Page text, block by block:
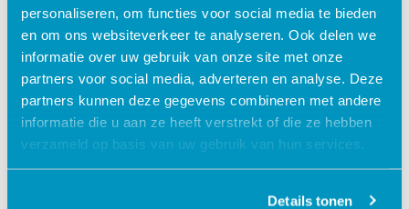
personaliseren, om functies voor social media te bieden
en om ons websiteverkeer te analyseren. Ook delen we
informatie over uw gebruik van onze site met onze
partners voor social media, adverteren en analyse. Deze
partners kunnen deze gegevens combineren met andere
informatie die u aan ze heeft verstrekt of die ze hebben
verzameld op basis van uw gebruik van hun services.
Details tonen
Understanding your problems
Lees verder